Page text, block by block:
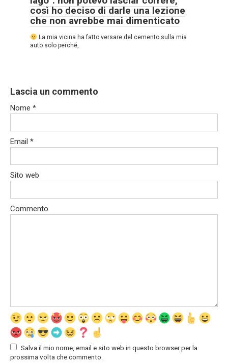
così ho deciso di darle una lezione
che non avrebbe mai dimenticato
La mia vicina ha fatto versare del cemento sulla mia
auto solo perché,
Lascia un commento
Nome *
Email *
Sito web
Commento
Salva il mio nome, email e sito web in questo browser per la
prossima volta che commento.